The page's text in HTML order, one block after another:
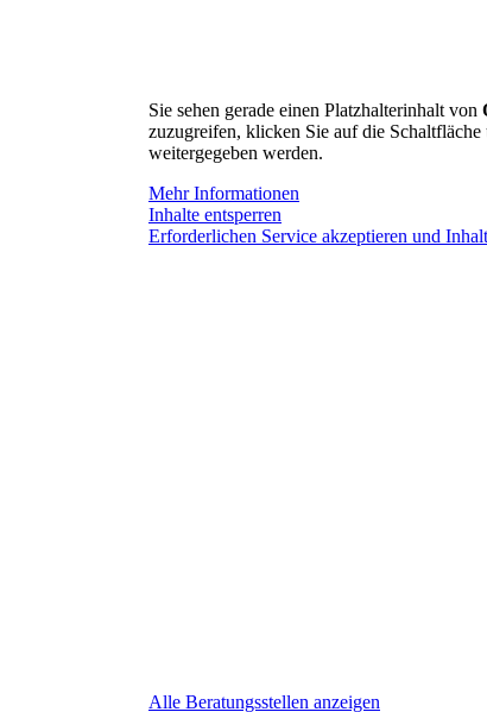
Sie sehen gerade einen Platzhalterinhalt von
zuzugreifen, klicken Sie auf die
weitergegeben werden.
Mehr Informationen
Inhalte entsperren
Erforderlichen Service akzeptieren und
Alle Beratungsstellen anzeigen